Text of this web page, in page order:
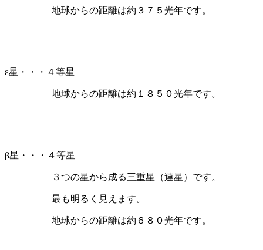
地球からの距離は約３７５光年です。
ε星・・・４等星
地球からの距離は約１８５０光年です。
β星・・・４等星
３つの星から成る三重星（連星）です。
最も明るく見えます。
地球からの距離は約６８０光年です。